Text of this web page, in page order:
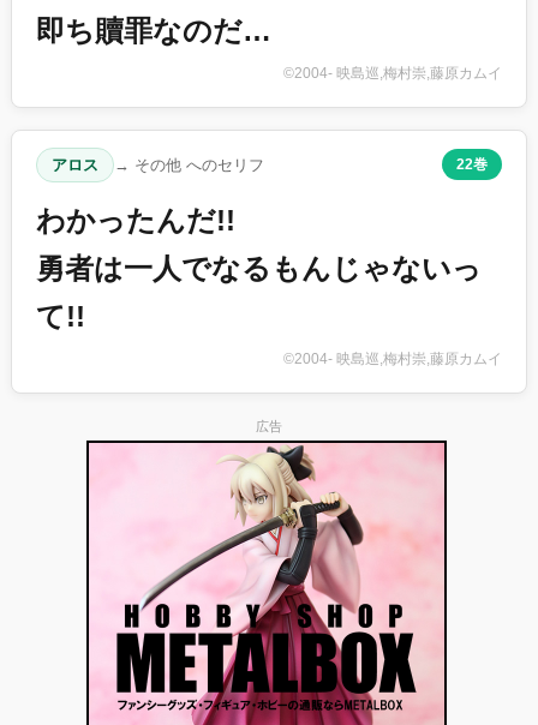
即ち贖罪なのだ…
©2004- 映島巡,梅村崇,藤原カムイ
アロス → その他 へのセリフ 22巻
わかったんだ!!
勇者は一人でなるもんじゃないっ
て!!
©2004- 映島巡,梅村崇,藤原カムイ
広告